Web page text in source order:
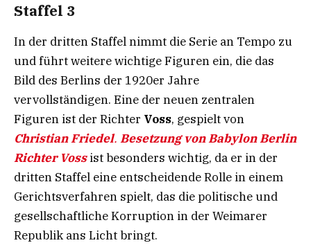
Staffel 3
In der dritten Staffel nimmt die Serie an Tempo zu
und führt weitere wichtige Figuren ein, die das
Bild des Berlins der 1920er Jahre
vervollständigen. Eine der neuen zentralen
Figuren ist der Richter Voss, gespielt von
Christian Friedel. Besetzung von Babylon Berlin
Richter Vossist besonders wichtig, da er in der
dritten Staffel eine entscheidende Rolle in einem
Gerichtsverfahren spielt, das die politische und
gesellschaftliche Korruption in der Weimarer
Republik ans Licht bringt.